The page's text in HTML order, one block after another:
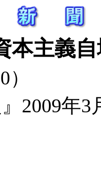
本主義
2009年3